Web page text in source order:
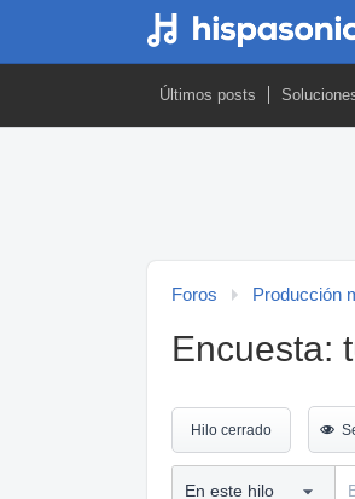
Últimos posts
Foros Producción
Encuesta:
Hilo cerrado